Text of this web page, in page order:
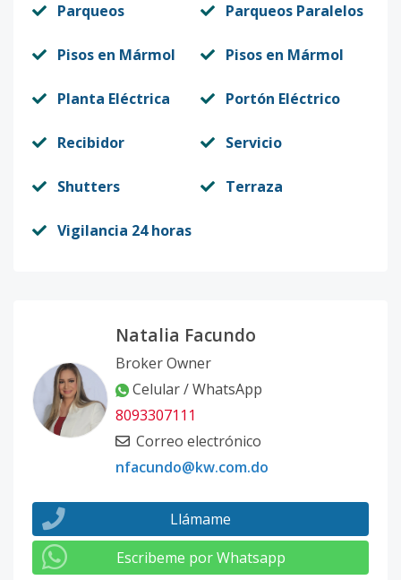
Parqueos Parqueos Paralelos
Pisos en Mármol Pisos en Mármol
Planta Eléctrica Portón Eléctrico
Recibidor Servicio
Shutters Terraza
Vigilancia 24 horas
Natalia Facundo
Broker Owner
Celular / WhatsApp
8093307111
Correo electrónico
nfacundo@kw.com.do
Llámame
Escribeme por Whatsapp